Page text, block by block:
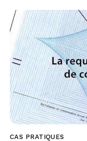
CAS PRATIQUES